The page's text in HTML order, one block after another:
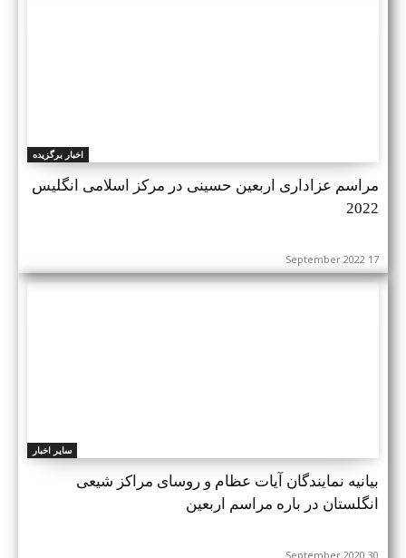
اخبار برگزیده
مراسم عزاداری اربعین حسینی در مرکز اسلامی انگلیس
2022
17 September 2022
سایر اخبار
بیانیه نمایندگان آیات عظام و روسای مراکز شیعی
انگلستان در باره مراسم اربعین
30 September 2020